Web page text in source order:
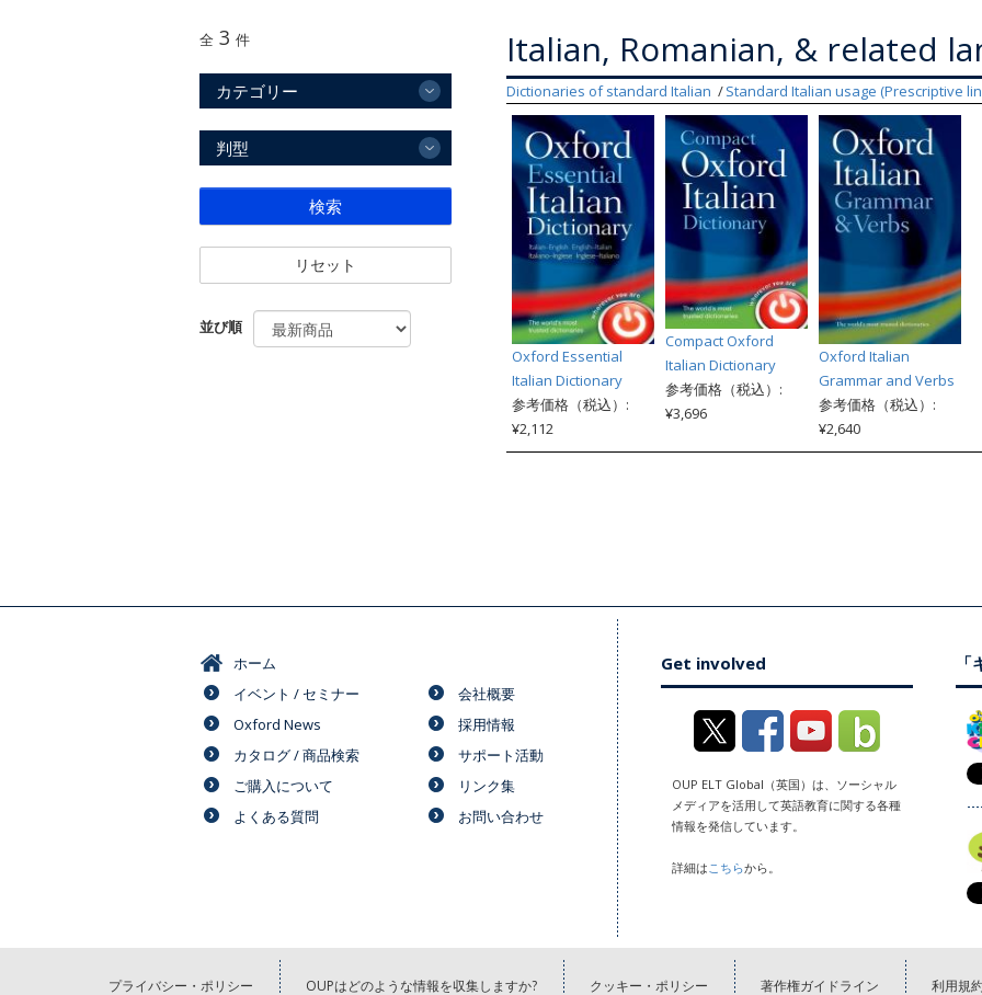
Italian, Romanian, & related
Dictionaries of standard Italian Standard Italian usage (Prescriptive
Oxford Essential
Italian Dictionary
参考価格（税込）:
¥2,112
Compact Oxford
Italian Dictionary
参考価格（税込）:
¥3,696
Oxford Italian
Grammar and Verbs
参考価格（税込）:
¥2,640
全 3 件
カテゴリー
判型
検索
リセット
並び順
ホーム
イベント / セミナー
Oxford News
カタログ / 商品検索
ご購入について
よくある質問
会社概要
採用情報
サポート活動
リンク集
お問い合わせ
Get involved
OUP ELT Global（英国）は、ソーシャル
メディアを活用して英語教育に関する各種
情報を発信しています。
詳細は こちらから。
プライバシー・ポリシー OUPはどのような情報を収集しますか? クッキー・ポリシー 著作権ガイドライン 利用規